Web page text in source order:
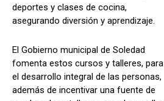
deportes y clases de cocina,
asegurando diversión y aprendizaje.
El Gobierno municipal de Soledad
fomenta estos cursos y talleres, para
el desarrollo integral de las personas,
además de incentivar una fuente de